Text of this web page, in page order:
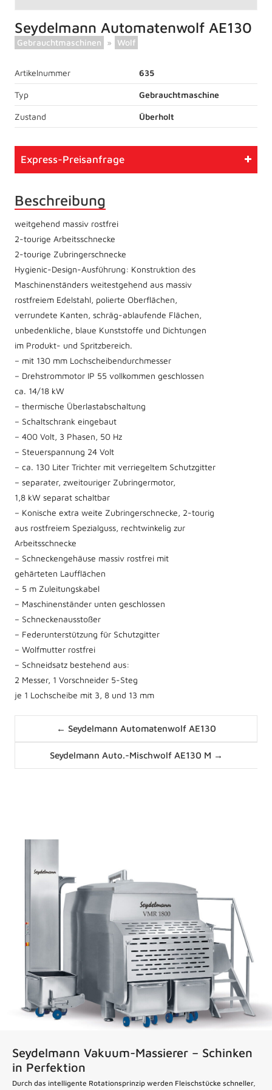
Seydelmann Automatenwolf AE130
Gebrauchtmaschinen » Wolf
Artikelnummer
Typ
Zustand
635
Gebrauchtmaschine
Überholt
Express-Preisanfrage
Beschreibung
weitgehend massiv rostfrei
2-tourige Arbeitsschnecke
2-tourige Zubringerschnecke
Hygienic-Design-Ausführung: Konstruktion des
Maschinenständers weitestgehend aus massiv
rostfreiem Edelstahl, polierte Oberflächen,
verrundete Kanten, schräg-ablaufende Flächen,
unbedenkliche, blaue Kunststoffe und Dichtungen
im Produkt- und Spritzbereich.
– mit 130 mm Lochscheibendurchmesser
– Drehstrommotor IP 55 vollkommen geschlossen
ca. 14/18 kW
– thermische Überlastabschaltung
– Schaltschrank eingebaut
– 400 Volt, 3 Phasen, 50 Hz
– Steuerspannung 24 Volt
– ca. 130 Liter Trichter mit verriegeltem Schutzgitter
– separater, zweitouriger Zubringermotor,
1,8 kW separat schaltbar
– Konische extra weite Zubringerschnecke, 2-tourig
aus rostfreiem Spezialguss, rechtwinkelig zur
Arbeitsschnecke
– Schneckengehäuse massiv rostfrei mit
gehärteten Laufflächen
– 5 m Zuleitungskabel
– Maschinenständer unten geschlossen
– Schneckenausstoßer
– Federunterstützung für Schutzgitter
– Wolfmutter rostfrei
– Schneidsatz bestehend aus:
2 Messer, 1 Vorschneider 5-Steg
je 1 Lochscheibe mit 3, 8 und 13 mm
navigation
← Seydelmann Automatenwolf AE130
navigation
Seydelmann Auto.-Mischwolf AE130 M →
Seydelmann Vakuum-Massierer – Schinken
in Perfektion
Durch das intelligente Rotationsprinzip werden Fleischstücke schneller,